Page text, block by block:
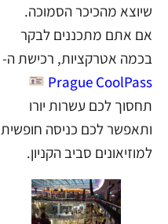
שיוצא מהכיכר הסמוכה.
אם אתם מתכננים לבקר
בכמה אטרקציות, רכישת ה-
Prague CoolPass
תחסוך לכם עשרות יורו
ותאפשר לכם כניסה חופשית
למוזיאונים סביב הקניון.